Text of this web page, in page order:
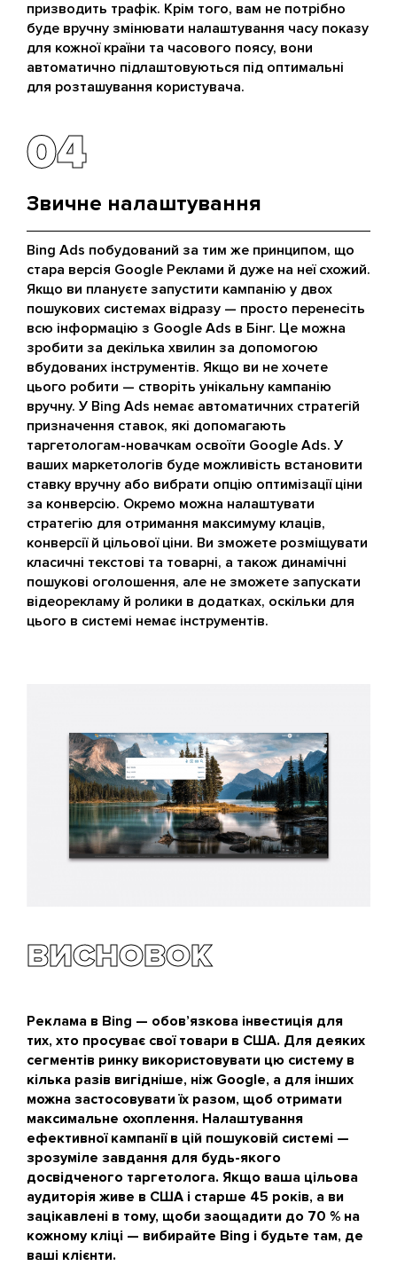
призводить трафік. Крім того, вам не потрібно
буде вручну змінювати налаштування часу показу
для кожної країни та часового поясу, вони
автоматично підлаштовуються під оптимальні
для розташування користувача.
04
04
Звичне налаштування
Bing Ads побудований за тим же принципом, що
стара версія Google Реклами й дуже на неї схожий.
Якщо ви плануєте запустити кампанію у двох
пошукових системах відразу — просто перенесіть
всю інформацію з Google Ads в Бінг. Це можна
зробити за декілька хвилин за допомогою
вбудованих інструментів. Якщо ви не хочете
цього робити — створіть унікальну кампанію
вручну. У Bing Ads немає автоматичних стратегій
призначення ставок, які допомагають
таргетологам-новачкам освоїти Google Ads. У
ваших маркетологів буде можливість встановити
ставку вручну або вибрати опцію оптимізації ціни
за конверсію. Окремо можна налаштувати
стратегію для отримання максимуму клаців,
конверсії й цільової ціни. Ви зможете розміщувати
класичні текстові та товарні, а також динамічні
пошукові оголошення, але не зможете запускати
відеорекламу й ролики в додатках, оскільки для
цього в системі немає інструментів.
ВИСНОВОК
Реклама в Bing — обов’язкова інвестиція для
тих, хто просуває свої товари в США. Для деяких
сегментів ринку використовувати цю систему в
кілька разів вигідніше, ніж Google, а для інших
можна застосовувати їх разом, щоб отримати
максимальне охоплення. Налаштування
ефективної кампанії в цій пошуковій системі —
зрозуміле завдання для будь-якого
досвідченого таргетолога. Якщо ваша цільова
аудиторія живе в США і старше 45 років, а ви
зацікавлені в тому, щоби заощадити до 70 % на
кожному кліці — вибирайте Bing і будьте там, де
ваші клієнти.